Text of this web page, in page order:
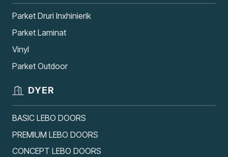
Parket Druri Inxhinierik
Parket Laminat
Vinyl
Parket Outdoor
DYER
BASIC LEBO DOORS
PREMIUM LEBO DOORS
CONCEPT LEBO DOORS